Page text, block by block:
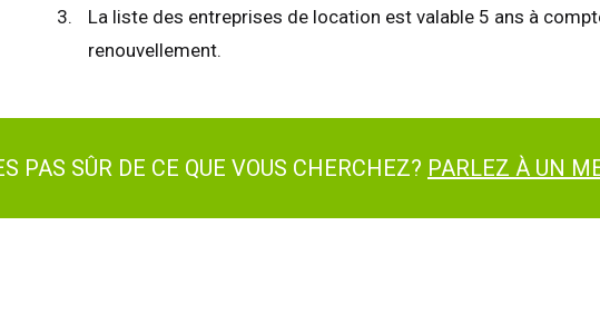
La liste des entreprises de location est valable 5 ans à
renouvellement.
PAS SÛR DE CE QUE VOUS CHERCHEZ? PARLEZ À UN